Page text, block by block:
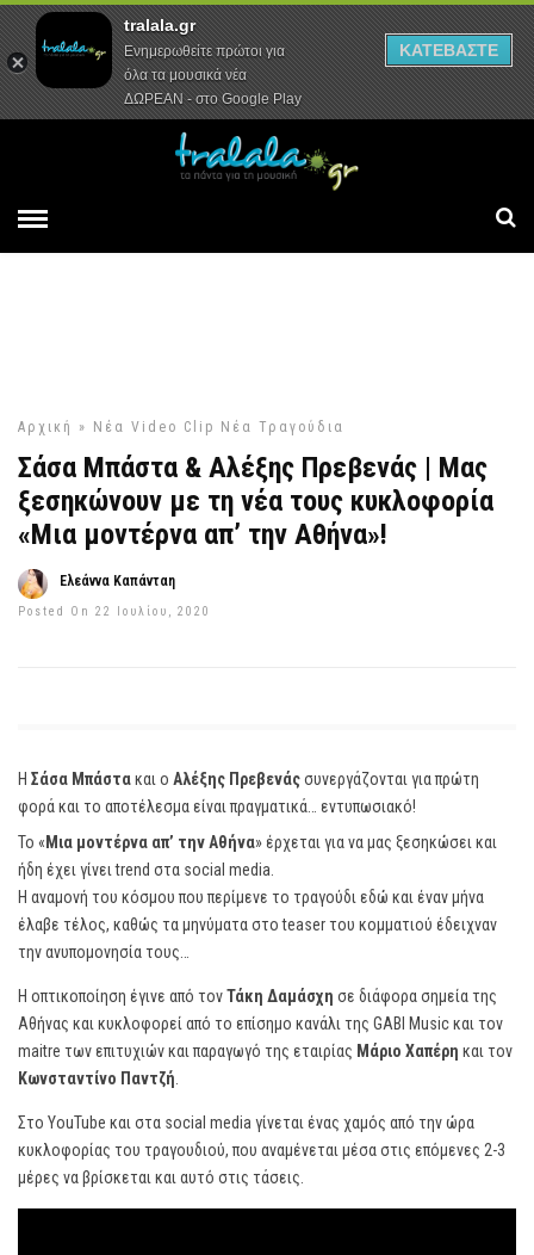
Αρχική Συνεντεύξεις Ρεπορτάζ
Αρχική » Νέα Video Clip Νέα Τραγούδια
Σάσα Μπάστα & Αλέξης Πρεβενάς | Μας
ξεσηκώνουν με τη νέα τους κυκλοφορία
«Μια μοντέρνα απ’ την Αθήνα»!
Ελεάννα Καπάνταη
Posted On 22 Ιουλίου, 2020
Η Σάσα Μπάστακαι ο Αλέξης Πρεβενάςσυνεργάζονται για πρώτη
φορά και το αποτέλεσμα είναι πραγματικά… εντυπωσιακό!
Το « Μια μοντέρνα απ’ την Αθήνα» έρχεται για να μας ξεσηκώσει και
ήδη έχει γίνει trend στα social media.
Η αναμονή του κόσμου που περίμενε το τραγούδι εδώ και έναν μήνα
έλαβε τέλος, καθώς τα μηνύματα στο teaser του κομματιού έδειχναν
την ανυπομονησία τους…
Η οπτικοποίηση έγινε από τονΤάκη Δαμάσχη σε διάφορα σημεία της
Αθήνας και κυκλοφορεί από το επίσημο κανάλι της GABI Music και τον
maitre των επιτυχιών και παραγωγό της εταιρίας Μάριο Χαπέρη και τον
Κωνσταντίνο Παντζή
Στο YouTube και στα social media γίνεται ένας χαμός από την ώρα
κυκλοφορίας του τραγουδιού, που αναμένεται μέσα στις επόμενες 2-3
μέρες να βρίσκεται και αυτό στις τάσεις.
tralala.gr
Ενημερωθείτε πρώτοι για
όλα τα μουσικά νέα
ΔΩΡΕΑΝ - στο Google Play
ΚΑΤΕΒΑΣΤΕ